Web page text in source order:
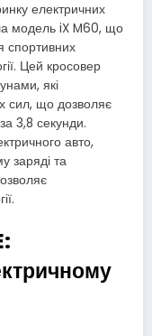
електричних
модель iX M60, що
спортивних
Цей кросовер
які
сил, що дозволяє
3,8 секунди.
авто,
заряді та